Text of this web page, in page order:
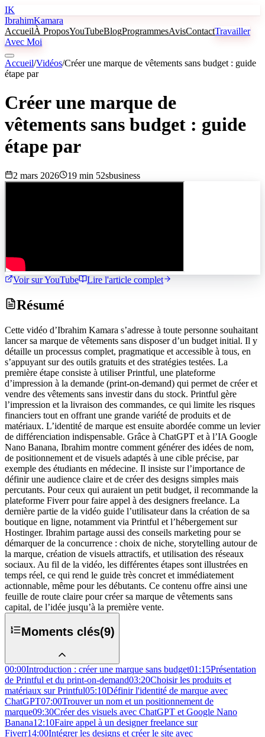
IK
IbrahimKamara
AccueilÀ ProposYouTubeBlogProgrammesAvisContactTravailler
Avec Moi
Accueil/Vidéos/Créer une marque de vêtements sans budget : guide
étape par
Créer une marque de
vêtements sans budget : guide
étape par
2 mars 2026 19 min 52sbusiness
Voir sur YouTube Lire l'article complet
Résumé
Cette vidéo d’Ibrahim Kamara s’adresse à toute personne souhaitant
lancer sa marque de vêtements sans disposer d’un budget initial. Il y
détaille un processus complet, pragmatique et accessible à tous, en
s’appuyant sur des outils gratuits et des stratégies testées. La
première étape consiste à utiliser Printful, une plateforme
d’impression à la demande (print-on-demand) qui permet de créer et
vendre des vêtements sans investir dans du stock. Printful gère
l’impression et la livraison des commandes, ce qui limite les risques
financiers tout en offrant une grande variété de produits et de
matériaux. L’identité de marque est ensuite abordée comme un levier
de différenciation indispensable. Grâce à ChatGPT et à l’IA Google
Nano Banana, Ibrahim montre comment générer des idées de nom,
de positionnement et de visuels adaptés à une cible précise, par
exemple des étudiants en médecine. Il insiste sur l’importance de
définir une audience claire et de créer des designs simples mais
percutants. Pour ceux qui auraient un petit budget, il recommande la
plateforme Fiverr pour faire appel à des designers freelance. La
dernière partie de la vidéo guide l’utilisateur dans la création de sa
boutique en ligne, notamment via Printful et l’hébergement sur
Hostinger. Ibrahim partage aussi des conseils marketing pour se
démarquer de la concurrence : choix de niche, storytelling autour de
la marque, création de visuels attractifs, et utilisation des réseaux
sociaux. Au fil de la vidéo, les différentes étapes sont illustrées en
temps réel, ce qui rend le guide très concret et immédiatement
actionnable, même pour les débutants. Ce contenu offre ainsi une
feuille de route claire pour créer sa marque de vêtements sans
capital, de l’idée jusqu’à la première vente.
Moments clés(9)
00:00Introduction : créer une marque sans budget01:15Présentation
de Printful et du print-on-demand03:20Choisir les produits et
matériaux sur Printful05:10Définir l'identité de marque avec
ChatGPT07:00Trouver un nom et un positionnement de
marque09:30Créer des visuels avec ChatGPT et Google Nano
Banana12:10Faire appel à un designer freelance sur
Fiverr14:00Intégrer les designs et créer le site avec